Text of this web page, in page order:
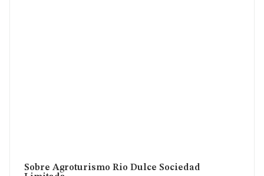
Sobre Agroturismo Rio Dulce Sociedad